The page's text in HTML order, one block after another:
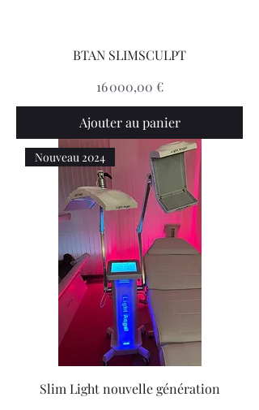
BTAN SLIMSCULPT
Prix
16 000,00 €
Ajouter au panier
Nouveau 2024
Slim Light nouvelle génération